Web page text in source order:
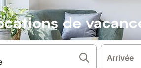
de
Arrivée